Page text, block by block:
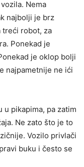
Nema
najbolji je brz
treći robot, za
Ponekad je
je oklop bolji
najpametnije ne ići
pikapima, pa zatim
Ne zato što je to
Vozilo privlači
buku i često se